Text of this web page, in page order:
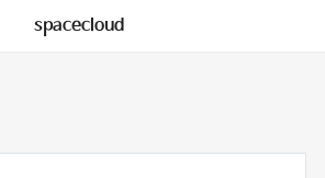
spacecloud